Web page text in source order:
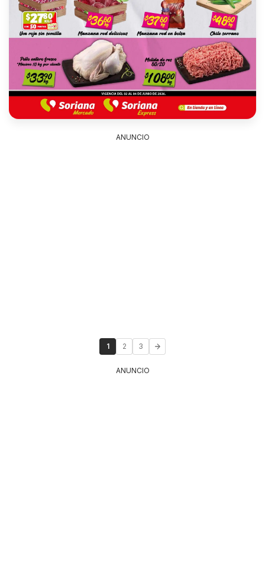
ANUNCIO
1 2 3
ANUNCIO